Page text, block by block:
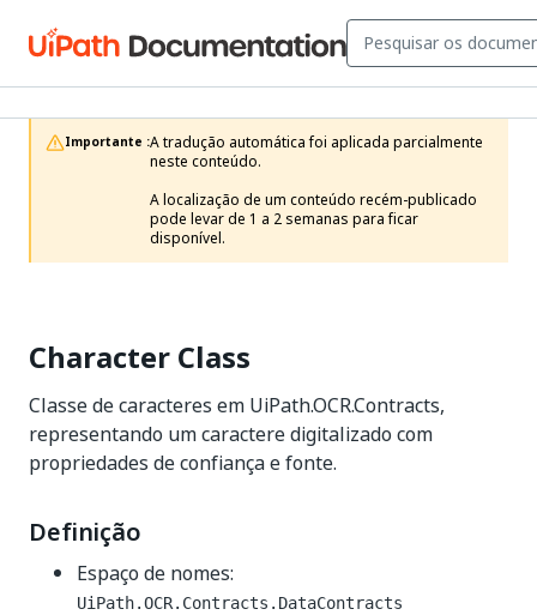
Importante :A tradução automática foi aplicada parcialmente
neste conteúdo.
A localização de um conteúdo recém-publicado
pode levar de 1 a 2 semanas para ficar
disponível.
Character Class
Classe de caracteres em UiPath.OCR.Contracts,
representando um caractere digitalizado com
propriedades de confiança e fonte.
Definição
Espaço de nomes:
UiPath.OCR.Contracts.DataContracts